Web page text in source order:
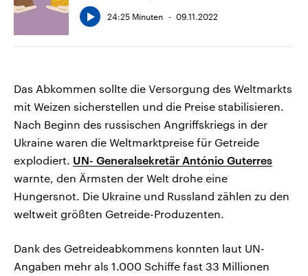
24:25 Minuten 09.11.2022
Das Abkommen sollte die Versorgung des Weltmarkts
mit Weizen sicherstellen und die Preise stabilisieren.
Nach Beginn des russischen Angriffskriegs in der
Ukraine waren die Weltmarktpreise für Getreide
explodiert. UN- Generalsekretär António Guterres
warnte, den Ärmsten der Welt drohe eine
Hungersnot. Die Ukraine und Russland zählen zu den
weltweit größten Getreide-Produzenten.
Dank des Getreideabkommens konnten laut UN-
Angaben mehr als 1.000 Schiffe fast 33 Millionen